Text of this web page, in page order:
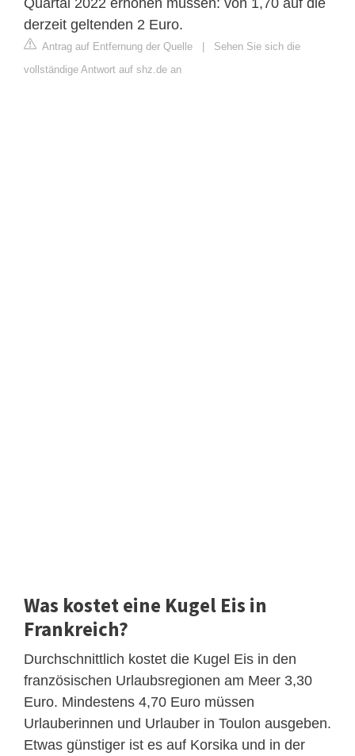
derzeit geltenden 2 Euro.
Antrag auf Entfernung der Quelle | Sehen Sie sich die
vollständige Antwort auf shz.de an
Was kostet eine Kugel Eis in
Frankreich?
Durchschnittlich kostet die Kugel Eis in den
französischen Urlaubsregionen am Meer 3,30
Euro. Mindestens 4,70 Euro müssen
Urlauberinnen und Urlauber in Toulon ausgeben.
Etwas günstiger ist es auf Korsika und in der